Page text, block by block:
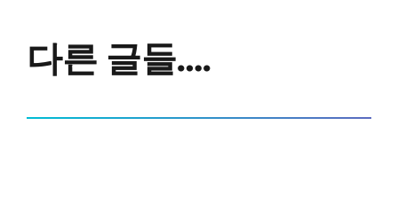
다른 글들….